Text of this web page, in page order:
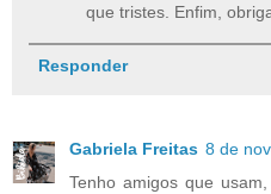
que tristes. Enfim,
Responder
Gabriela Freitas 8 de
Tenho amigos que